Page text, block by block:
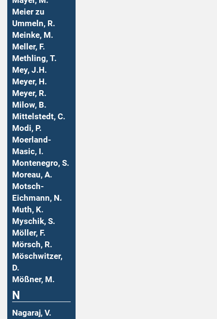
Meier zu
Ummeln, R.
Meinke, M.
Meller, F.
Methling, T.
Mey, J.H.
Meyer, H.
Meyer, R.
Milow, B.
Mittelstedt, C.
Modi, P.
Moerland-
Masic, I.
Montenegro, S.
Moreau, A.
Motsch-
Eichmann, N.
Muth, K.
Myschik, S.
Möller, F.
Mörsch, R.
Möschwitzer,
D.
Mößner, M.
N
Nagaraj, V.